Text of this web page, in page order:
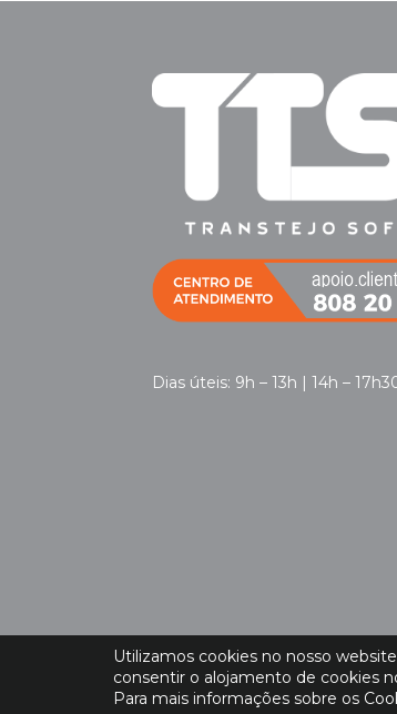
Dias úteis: 9h – 13h | 14h –
Utilizamos cookies no nosso
consentir o alojamento de cookies
Para mais informações sobre os